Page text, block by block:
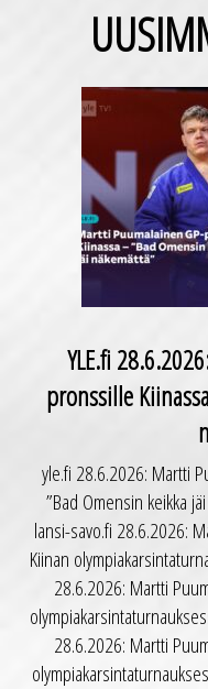
YLE.fi
pronssille
yle.fi 28.6.2026: Martti
”Bad Omensin keikka
lansi-savo.fi 28.6.2026:
Kiinan
28.6.2026: Martti
28.6.2026: Martti